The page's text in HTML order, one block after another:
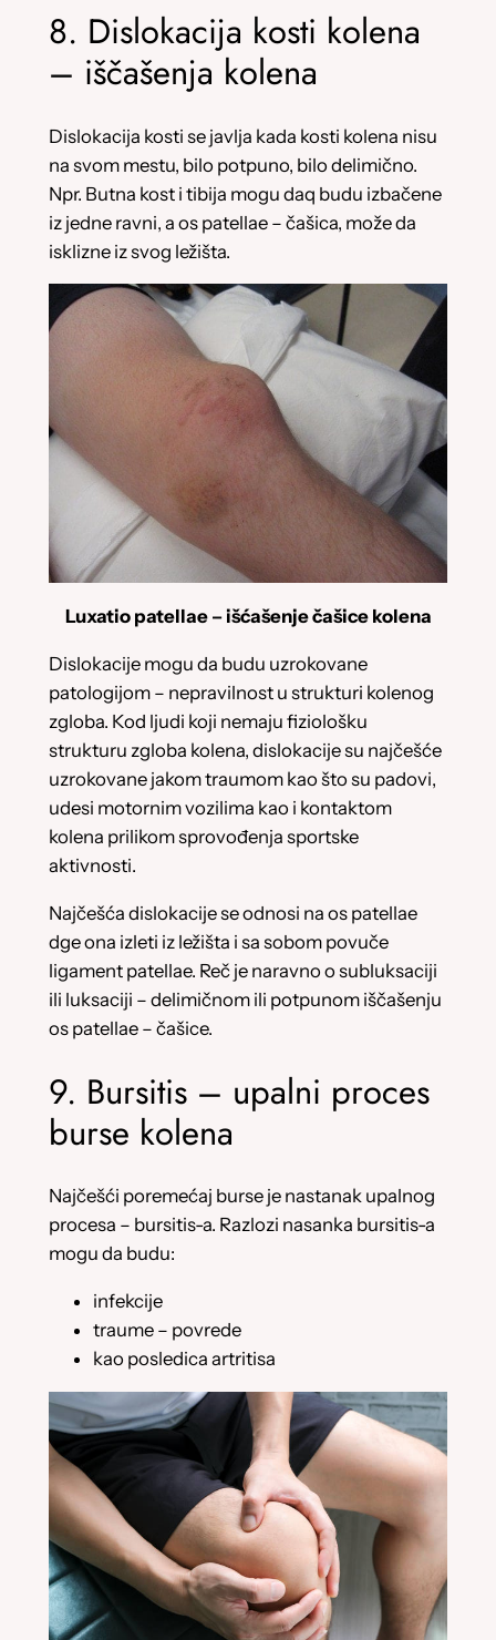
8. Dislokacija kosti kolena
– iščašenja kolena
Dislokacija kosti se javlja kada kosti kolena nisu
na svom mestu, bilo potpuno, bilo delimično.
Npr. Butna kost i tibija mogu daq budu izbačene
iz jedne ravni, a os patellae – čašica, može da
isklizne iz svog ležišta.
Luxatio patellae – išćašenje čašice kolena
Dislokacije mogu da budu uzrokovane
patologijom – nepravilnost u strukturi kolenog
zgloba. Kod ljudi koji nemaju fiziološku
strukturu zgloba kolena, dislokacije su najčešće
uzrokovane jakom traumom kao što su padovi,
udesi motornim vozilima kao i kontaktom
kolena prilikom sprovođenja sportske
aktivnosti.
Najčešća dislokacije se odnosi na os patellae
dge ona izleti iz ležišta i sa sobom povuče
ligament patellae. Reč je naravno o subluksaciji
ili luksaciji – delimičnom ili potpunom iščašenju
os patellae – čašice.
9. Bursitis – upalni proces
burse kolena
Najčešći poremećaj burse je nastanak upalnog
procesa – bursitis-a. Razlozi nasanka bursitis-a
mogu da budu:
infekcije
traume – povrede
kao posledica artritisa